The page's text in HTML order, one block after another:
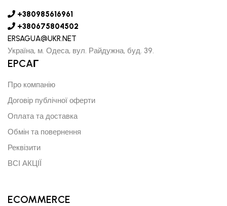
+380985616961
+380675804502
ERSAGUA@UKR.NET
Україна, м. Одеса, вул. Райдужна, буд. 39.
EPCAГ
Про компанію
Договір публічної оферти
Оплата та доставка
Обмін та повернення
Реквізити
ВСІ АКЦІЇ
ECOMMERCE